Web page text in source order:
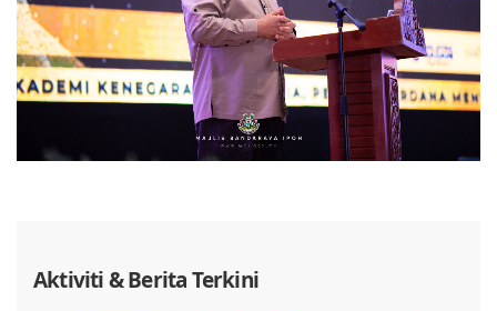
Aktiviti & Berita Terkini